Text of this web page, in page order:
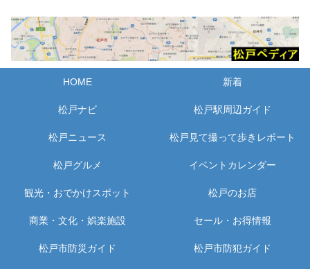
HOME 新着
松戸ナビ 松戸駅周辺ガイド
松戸ニュース 松戸見て撮って歩きレポート
松戸グルメ イベントカレンダー
観光・おでかけスポット 松戸のお店
商業・文化・娯楽施設 セール・お得情報
松戸市防災ガイド 松戸市防犯ガイド